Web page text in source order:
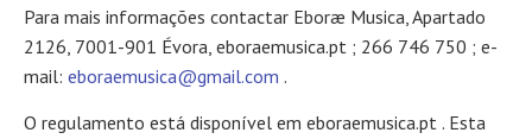
Para mais informações contactar Eboræ Musica, Apartado
2126, 7001-901 Évora, eboraemusica.pt ; 266 746 750 ; e-
mail: eboraemusica@gmail.com .
O regulamento está disponível em eboraemusica.pt . Esta